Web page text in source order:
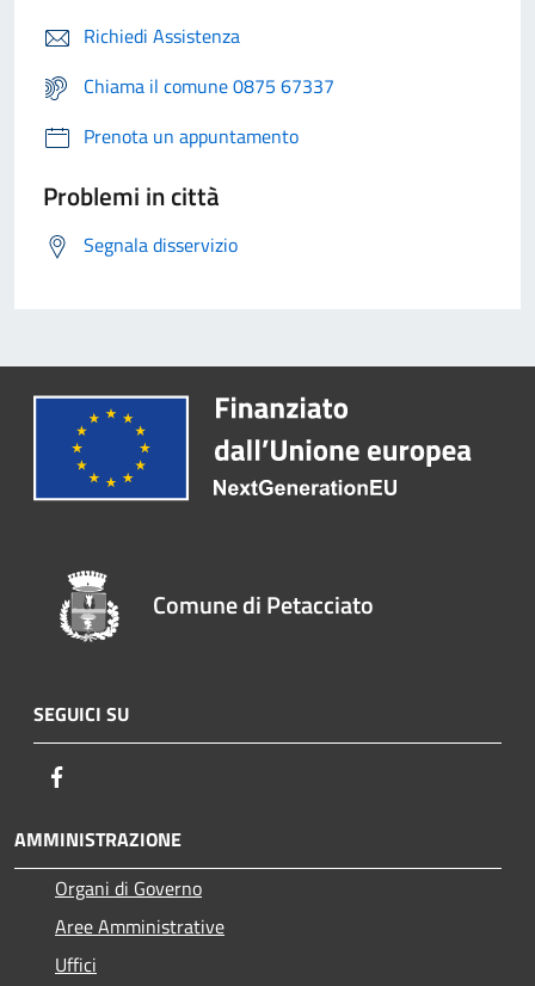
Richiedi Assistenza
Chiama il comune 0875 67337
Prenota un appuntamento
Problemi in città
Segnala disservizio
Comune di Petacciato
SEGUICI SU
AMMINISTRAZIONE
Organi di Governo
Aree Amministrative
Uffici